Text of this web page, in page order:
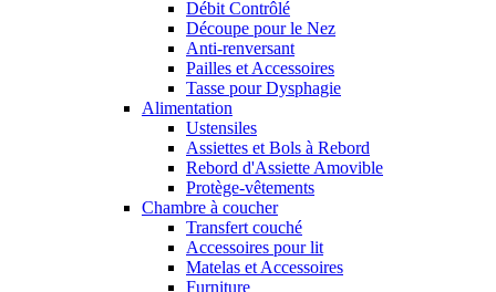
Débit Contrôlé
Découpe pour le Nez
Anti-renversant
Pailles et Accessoires
Tasse pour Dysphagie
Alimentation
Ustensiles
Assiettes et Bols à Rebord
Rebord d'Assiette Amovible
Protège-vêtements
Chambre à coucher
Transfert couché
Accessoires pour lit
Matelas et Accessoires
Furniture